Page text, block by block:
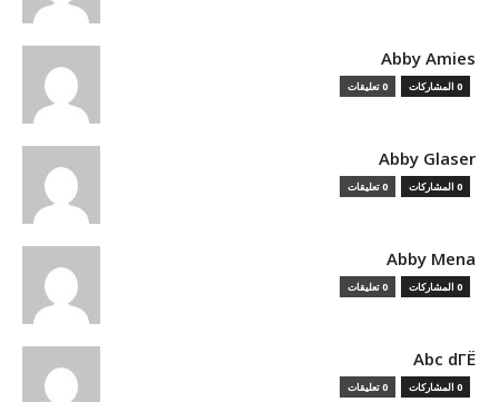
Abby Amies
0 المشاركات 0 تعليقات
Abby Glaser
0 المشاركات 0 تعليقات
Abby Mena
0 المشاركات 0 تعليقات
Abc dГЁ
0 المشاركات 0 تعليقات